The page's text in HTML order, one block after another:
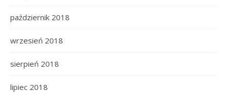
październik 2018
wrzesień 2018
sierpień 2018
lipiec 2018